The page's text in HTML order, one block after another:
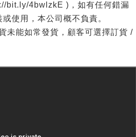
bit.ly/4bwlzkE )，如有任何錯漏
使用，本公司概不負責。
能如常發貨，顧客可選擇訂貨 /